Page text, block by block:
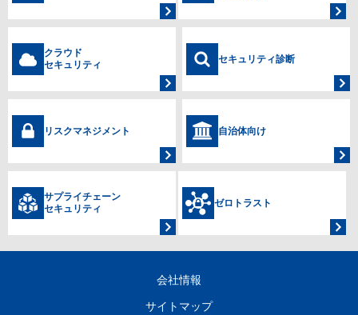
クラウド
セキュリティ
セキュリティ診断
リスクマネジメント 自治体向け
サプライチェーン
セキュリティ
ゼロトラスト
会社情報
サイトマップ